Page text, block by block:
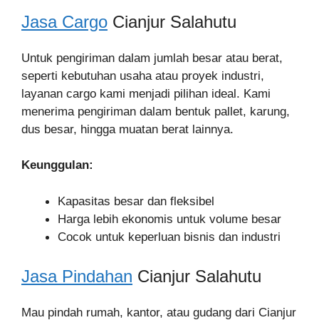
Jasa Cargo Cianjur Salahutu
Untuk pengiriman dalam jumlah besar atau berat,
seperti kebutuhan usaha atau proyek industri,
layanan cargo kami menjadi pilihan ideal. Kami
menerima pengiriman dalam bentuk pallet, karung,
dus besar, hingga muatan berat lainnya.
Keunggulan:
Kapasitas besar dan fleksibel
Harga lebih ekonomis untuk volume besar
Cocok untuk keperluan bisnis dan industri
Jasa Pindahan Cianjur Salahutu
Mau pindah rumah, kantor, atau gudang dari Cianjur